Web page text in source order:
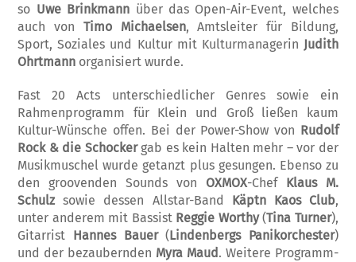
so Uwe Brinkmann über das Open-Air-Event, welches
auch von Timo Michaelsen, Amtsleiter für Bildung,
Sport, Soziales und Kultur mit Kulturmanagerin Judith
Ohrtmann organisiert wurde.
Fast 20 Acts unterschiedlicher Genres sowie ein
Rahmenprogramm für Klein und Groß ließen kaum
Kultur-Wünsche offen. Bei der Power-Show von Rudolf
Rock & die Schockergab es kein Halten mehr – vor der
Musikmuschel wurde getanzt plus gesungen. Ebenso zu
den groovenden Sounds von OXMOX-Chef
Klaus M.
Schulz sowie dessen Allstar-Band Käptn Kaos Club,
unter anderem mit Bassist Reggie Worthy(Tina Turner),
Gitarrist
Hannes Bauer(Lindenbergs Panikorchester)
und der bezaubernden Myra Maud . Weitere Programm-